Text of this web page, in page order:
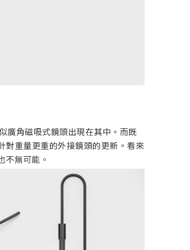
廣角磁吸式鏡頭出現在其中。而既
重量更重的外接鏡頭的更新。看來
不無可能。